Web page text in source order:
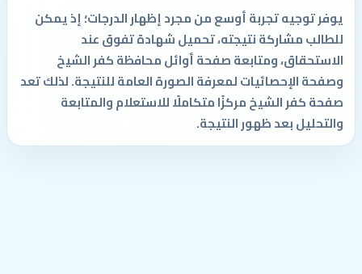
يوفر توجيه تجربة أوسع من مجرد إظهار الدرجات؛ إذ يمكن
للطالب مشاركة نتيجته، تحميل شهادة تفوق عند
الاستحقاق، ومتابعة صفحة أوائل محافظة كفر الشيخ
وصفحة الإحصائيات لمعرفة الصورة العامة للنتيجة. لذلك تعد
صفحة كفر الشيخ مركزًا متكاملًا للاستعلام والمتابعة
والتحليل بعد ظهور النتيجة.